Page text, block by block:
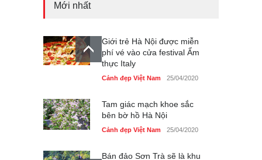
Mới nhất
Giới trẻ Hà Nội được miễn
phí vé vào cửa festival Ẩm
thực Italy
Cảnh đẹp Việt Nam 25/04/2020
Tam giác mạch khoe sắc
bên bờ hồ Hà Nội
Cảnh đẹp Việt Nam 25/04/2020
Bán đảo Sơn Trà sẽ là khu